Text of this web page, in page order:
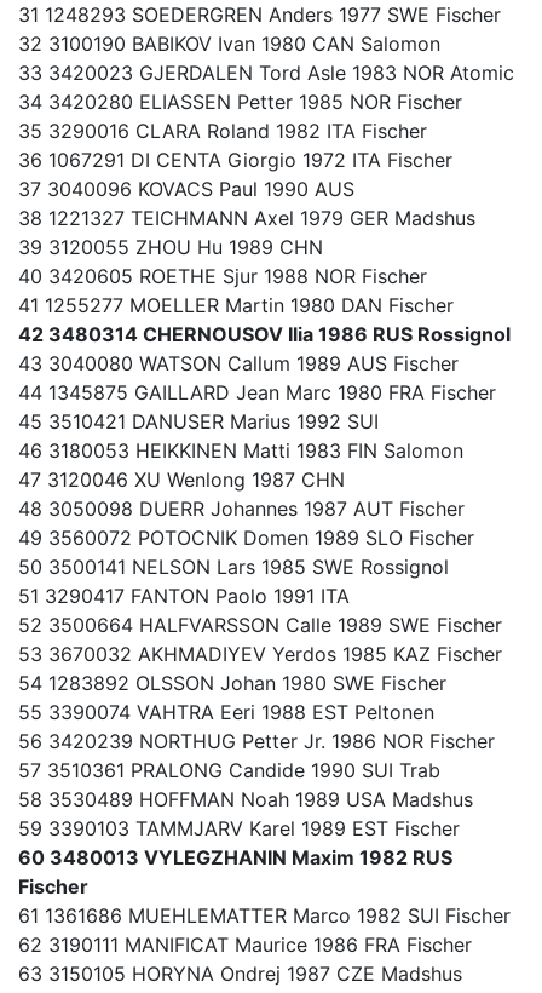
31 1248293 SOEDERGREN Anders 1977 SWE Fischer
32 3100190 BABIKOV Ivan 1980 CAN Salomon
33 3420023 GJERDALEN Tord Asle 1983 NOR Atomic
34 3420280 ELIASSEN Petter 1985 NOR Fischer
35 3290016 CLARA Roland 1982 ITA Fischer
36 1067291 DI CENTA Giorgio 1972 ITA Fischer
37 3040096 KOVACS Paul 1990 AUS
38 1221327 TEICHMANN Axel 1979 GER Madshus
39 3120055 ZHOU Hu 1989 CHN
40 3420605 ROETHE Sjur 1988 NOR Fischer
41 1255277 MOELLER Martin 1980 DAN Fischer
42 3480314 CHERNOUSOV Ilia 1986 RUS Rossignol
43 3040080 WATSON Callum 1989 AUS Fischer
44 1345875 GAILLARD Jean Marc 1980 FRA Fischer
45 3510421 DANUSER Marius 1992 SUI
46 3180053 HEIKKINEN Matti 1983 FIN Salomon
47 3120046 XU Wenlong 1987 CHN
48 3050098 DUERR Johannes 1987 AUT Fischer
49 3560072 POTOCNIK Domen 1989 SLO Fischer
50 3500141 NELSON Lars 1985 SWE Rossignol
51 3290417 FANTON Paolo 1991 ITA
52 3500664 HALFVARSSON Calle 1989 SWE Fischer
53 3670032 AKHMADIYEV Yerdos 1985 KAZ Fischer
54 1283892 OLSSON Johan 1980 SWE Fischer
55 3390074 VAHTRA Eeri 1988 EST Peltonen
56 3420239 NORTHUG Petter Jr. 1986 NOR Fischer
57 3510361 PRALONG Candide 1990 SUI Trab
58 3530489 HOFFMAN Noah 1989 USA Madshus
59 3390103 TAMMJARV Karel 1989 EST Fischer
60 3480013 VYLEGZHANIN Maxim 1982 RUS
Fischer
61 1361686 MUEHLEMATTER Marco 1982 SUI Fischer
62 3190111 MANIFICAT Maurice 1986 FRA Fischer
63 3150105 HORYNA Ondrej 1987 CZE Madshus